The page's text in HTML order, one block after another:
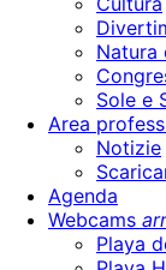
Natura
Sole e
Area
Notizie
Agenda
Webcams
Playa